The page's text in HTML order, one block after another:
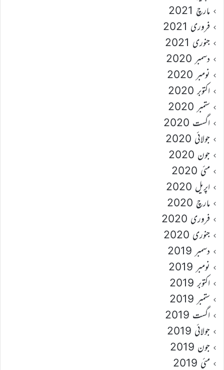
مارچ 2021
فروری 2021
جنوری 2021
دسمبر 2020
نومبر 2020
اکتوبر 2020
ستمبر 2020
اگست 2020
جولائی 2020
جون 2020
مئی 2020
اپریل 2020
مارچ 2020
فروری 2020
جنوری 2020
دسمبر 2019
نومبر 2019
اکتوبر 2019
ستمبر 2019
اگست 2019
جولائی 2019
جون 2019
مئی 2019